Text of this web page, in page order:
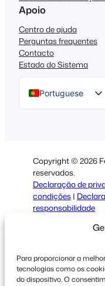
Para proporcionar a
tecnologias como os
do dispositivo. O
Apoio
Centro de ajuda
Perguntas frequentes
Contacto
Estado do Sistema
Portuguese
Spanish
Italian
French
Copyright © 2026
reservados.
Declaração de
condições |
responsabilidade